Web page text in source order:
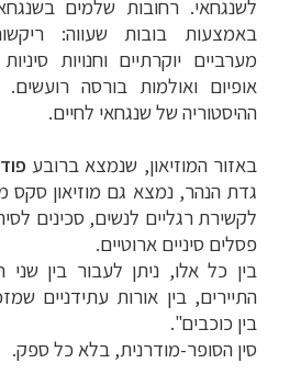
לשנגחאי. רחובות שלמים
באמצעות בובות שעווה:
מערביים יוקרתיים וחנויות
אופיום ואולמות בורסה
ההיסטוריה של שנגחאי לחיים.
באזור המוזיאון, שנמצא ברובע
גדת הנהר, נמצא גם מוזיאון סקס
לקשירת רגליים לנשים, סכינים
פסלים סיניים ארוטיים.
בין כל אלו, ניתן לעבור בין
התיירים, בין אורות עתידניים
בין כוכבים".
סין הסופר-מודרנית, בלא כל ספק.